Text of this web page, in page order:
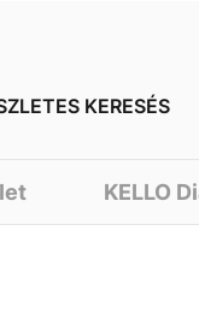
KERESÉS
KELLO